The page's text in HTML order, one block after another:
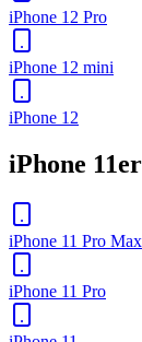
iPhone 12 Pro
iPhone 12 mini
iPhone 12
iPhone
iPhone 11 Pro Max
iPhone 11 Pro